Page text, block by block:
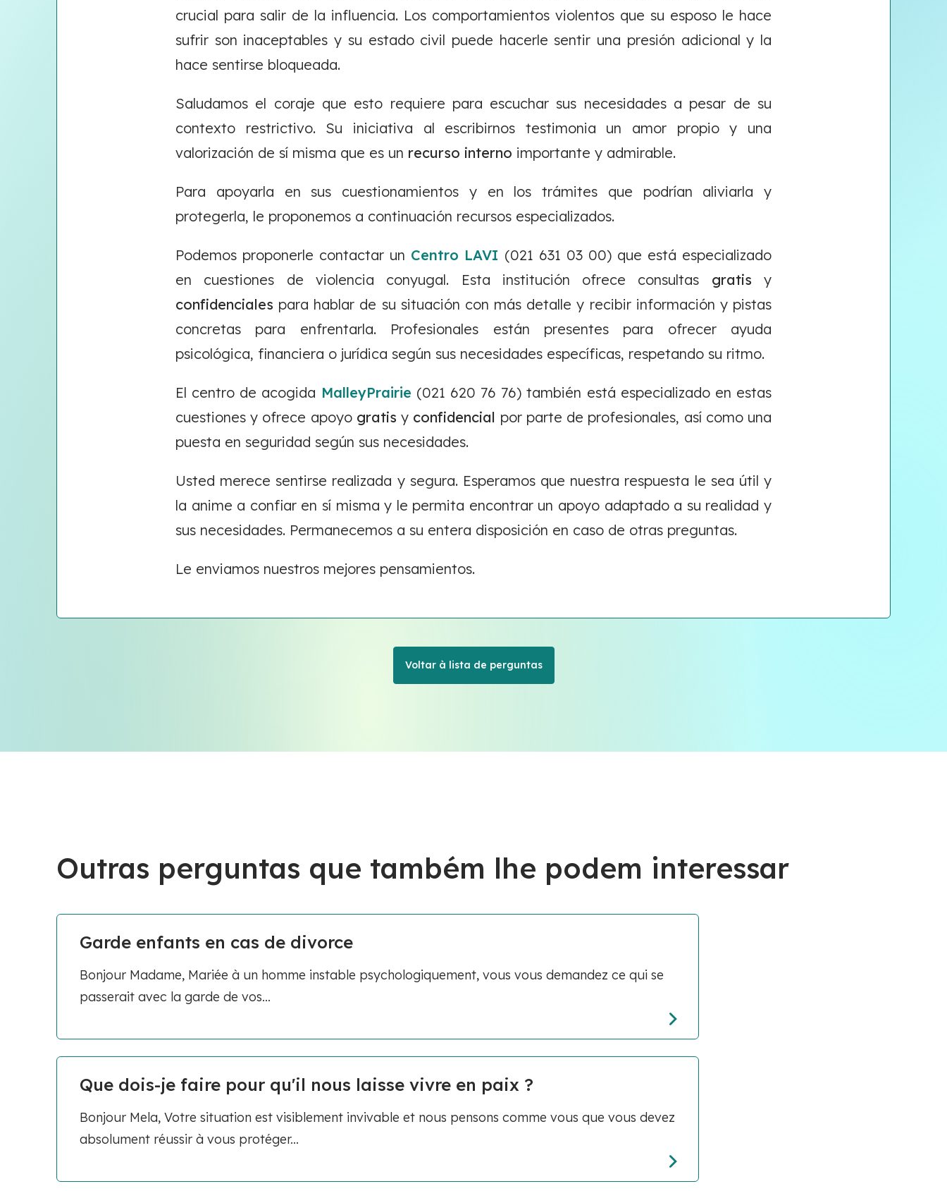
crucial para salir de la influencia. Los comportamientos violentos que su esposo le hace
sufrir son inaceptables y su estado civil puede hacerle sentir una presión adicional y la
hace sentirse bloqueada.
Saludamos el coraje que esto requiere para escuchar sus necesidades a pesar de su
contexto restrictivo. Su iniciativa al escribirnos testimonia un amor propio y una
valorización de sí misma que es un recurso interno importante y admirable.
Para apoyarla en sus cuestionamientos y en los trámites que podrían aliviarla y
protegerla, le proponemos a continuación recursos especializados.
Podemos proponerle contactar un Centro LAVI (021 631 03 00) que está especializado
en cuestiones de violencia conyugal. Esta institución ofrece consultas gratis y
confidenciales para hablar de su situación con más detalle y recibir información y pistas
concretas para enfrentarla. Profesionales están presentes para ofrecer ayuda
psicológica, financiera o jurídica según sus necesidades específicas, respetando su ritmo.
El centro de acogida MalleyPrairie (021 620 76 76) también está especializado en estas
cuestiones y ofrece apoyo gratis y confidencial por parte de profesionales, así como una
puesta en seguridad según sus necesidades.
Usted merece sentirse realizada y segura. Esperamos que nuestra respuesta le sea útil y
la anime a confiar en sí misma y le permita encontrar un apoyo adaptado a su realidad y
sus necesidades. Permanecemos a su entera disposición en caso de otras preguntas.
Le enviamos nuestros mejores pensamientos.
Voltar à lista de perguntas
Outras perguntas que também lhe podem interessar
Garde enfants en cas de divorce
Bonjour Madame, Mariée à un homme instable psychologiquement, vous vous demandez ce qui se
passerait avec la garde de vos...
Que dois-je faire pour qu'il nous laisse vivre en paix ?
Bonjour Mela, Votre situation est visiblement invivable et nous pensons comme vous que vous devez
absolument réussir à vous protéger...